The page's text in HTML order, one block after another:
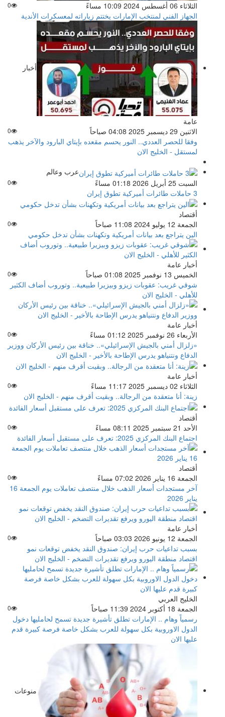
الثلاثاء 06 أغسطس 2024 10:09 مساءً 0
الجهاز الفني لمنتخب الإمارات يختتم زياراته لمعسكرات الأندية
أخبار
عامة
الاثنين 29 ديسمبر 2025 04:08 صباحاً
0
وفقا للحصر العددي.. النور يحسم مقعده بإيتاي البارود والآخر يذهب
لمستقل - الخليج الان
عرب وعالم
السبت 25 أبريل 2026 01:18 مساءً
0
3 حاملات طائرات أميركية تطوق إيران
أقتصاد
الجمعة 12 يوليو 2024 11:08 صباحاً
0
الين يتراجع بعد بيانات أمريكية وتكهنات بشأن تدخل حكومي
أخبار عامة
الخميس 13 نوفمبر 2025 01:08 صباحاً
0
شوقي غريب: عقوبات زيزو وبيزيرا طبيعية.. وتوروب أضاف الكثير
للأهلي - الخليج الان
أخبار عامة
الأربعاء 26 نوفمبر 2025 01:12 مساءً
0
«زلزال أمني بالجيش الإسرائيلي».. خناقة بين رئيس الأركان ووزير
الدفاع ونتنياهو يدرس الإطاحة بالأخير - الخليج الان
أخبار عامة
الثلاثاء 02 ديسمبر 2025 11:17 مساءً
0
زينة: أنا متعقدة من الرجالة.. وبقيت أقرف منهم - الخليج الان
أقتصاد
الأحد 21 سبتمبر 2025 08:11 مساءً
0
اجتماع البنك المركزي 2025: تعرف على مستقبل أسعار الفائدة
أقتصاد
الجمعة 16 يناير 2026 07:02 مساءً
0
آخر مستجدات أسعار الذهب خلال منتصف تعاملات يوم الجمعة 16
يناير 2026
أخبار عامة
الجمعة 12 يونيو 2026 03:03 صباحاً
0
بسبب تداعيات حرب إيران: صندوق النقد يخفض توقعات نمو
اقتصاد منطقة اليورو ويرفع تقديرات التضخم - الخليج الان
الخليج العربي
الجمعة 18 أكتوبر 2024 11:39 صباحاً
0
رسمياً وهام .. الإمارات تطلق تأشيرة جديدة تسمح لحامليها دخول
الدول الاوروبية بكل سهولة للعرب بشكل خاصة فرصة كبيرة قدم
عليها الان
منوعات